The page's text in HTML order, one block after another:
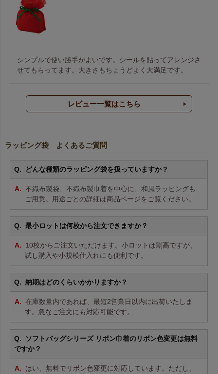
シンプルで使い勝手がよいです。シールを貼ってアレンジさ
せてもらってます。大きさもちょうどよく大満足です。
レビュー一覧はこちら
ラッピング袋 よくあるご質問
どんな種類のラッピング袋を扱っていますか？
不織布製袋、 不織布製巾着を中心に、 和風ラッピングも
ご用意。用途ごとの詳細は商品ページをご覧ください。
最小ロットは何枚から注文できますか？
10枚からご注文いただけます。小ロットは割高ですが、
試し購入や小規模仕入れにも便利です。
納期はどのくらいかかりますか？
在庫数量内であれば、最短2営業日以内に出荷いたしま
す。急なご注文にも対応可能です。
ソフトバッグシリーズ リボン巾着のリボン色変更は無料
ですか？
はい、無料でリボン色変更に対応しています。ただし、